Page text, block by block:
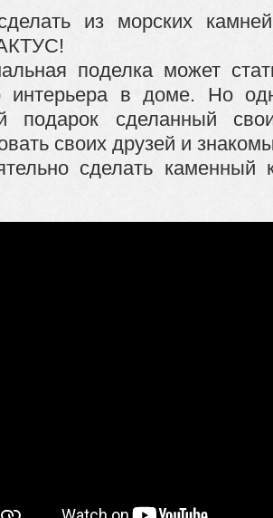
из морских
поделка может
интерьера в доме. Но
подарок сделанный
своих друзей и
сделать каменный